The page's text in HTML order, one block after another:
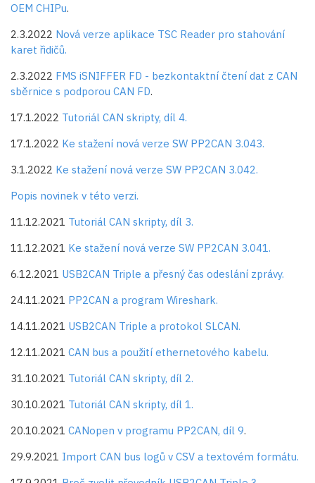
OEM CHIPu.
2.3.2022 Nová verze aplikace TSC Reader pro stahování
karet řidičů.
2.3.2022 FMS iSNIFFER FD - bezkontaktní čtení dat z CAN
sběrnice s podporou CAN FD.
17.1.2022 Tutoriál CAN skripty, díl 4.
17.1.2022 Ke stažení nová verze SW PP2CAN 3.043.
3.1.2022 Ke stažení nová verze SW PP2CAN 3.042.
Popis novinek v této verzi.
11.12.2021 Tutoriál CAN skripty, díl 3.
11.12.2021 Ke stažení nová verze SW PP2CAN 3.041.
6.12.2021 USB2CAN Triple a přesný čas odeslání zprávy.
24.11.2021 PP2CAN a program Wireshark.
14.11.2021 USB2CAN Triple a protokol SLCAN.
12.11.2021 CAN bus a použití ethernetového kabelu.
31.10.2021 Tutoriál CAN skripty, díl 2.
30.10.2021 Tutoriál CAN skripty, díl 1.
20.10.2021 CANopen v programu PP2CAN, díl 9.
29.9.2021 Import CAN bus logů v CSV a textovém formátu.